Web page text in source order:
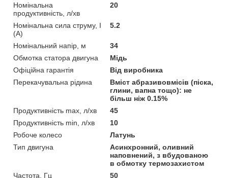
Номінальна
продуктивність, л/хв
20
Номінальна сила струму, I
(А)
5.2
Номінальний напір, м
34
Обмотка статора двигуна
Мідь
Офіційна гарантія
Від виробника
Перекачувальна рідина
Вміст абразивовмісів (піска,
глини, вапна тощо): не
більш ніж 0.15%
Продуктивність max, л/хв
45
Продуктивність min, л/хв
10
Робоче колесо
Латунь
Тип двигуна
Асинхронний, оливний
наповнений, з вбудованою
в обмотку термозахистом
Частота, Гц
50